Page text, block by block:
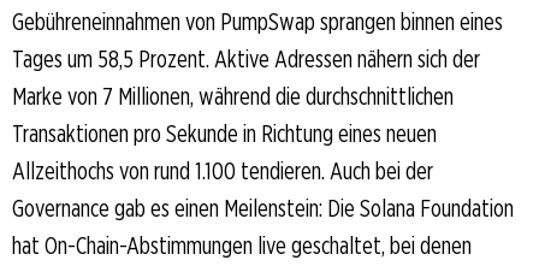
Gebühreneinnahmen von PumpSwap sprangen binnen eines
Tages um 58,5 Prozent. Aktive Adressen nähern sich der
Marke von 7 Millionen, während die durchschnittlichen
Transaktionen pro Sekunde in Richtung eines neuen
Allzeithochs von rund 1.100 tendieren. Auch bei der
Governance gab es einen Meilenstein: Die Solana Foundation
hat On-Chain-Abstimmungen live geschaltet, bei denen